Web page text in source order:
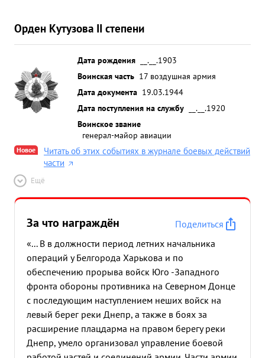
Орден Кутузова II степени
Дата рождения
__.__.1903
Воинская часть 17 воздушная армия
Дата документа 19.03.1944
Дата поступления на службу
__.__.1920
Воинское звание
генерал-майор авиации
Новое
Читать об этих событиях в журнале боевых действий
части
Ещё
За что награждён
Поделиться
«... В в должности период летних начальника
операций у Белгорода Харькова и по
обеспечению прорыва войск Юго -Западного
фронта обороны противника на Северном Донце
с последующим наступлением неших войск на
левый берег реки Днепр, а также в боях за
расширение плацдарма на правом берегу реки
Днепр, умело организовал управление боевой